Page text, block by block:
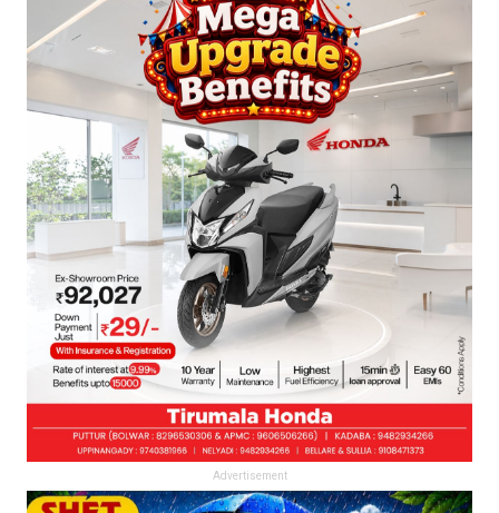
Advertisement